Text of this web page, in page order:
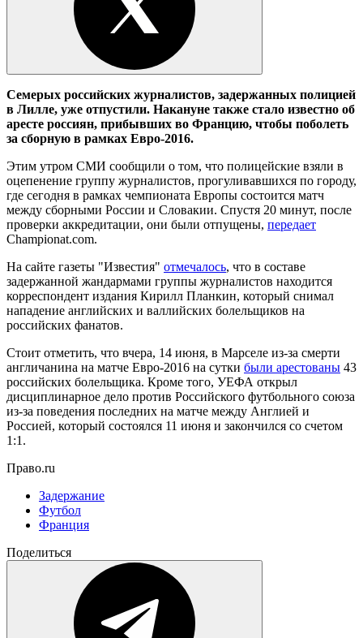
Семерых российских журналистов, задержанных полицией
в Лилле, уже отпустили. Накануне также стало известно об
аресте россиян, прибывших во Францию, чтобы поболеть
за сборную в рамках Евро-2016.
Этим утром СМИ сообщили о том, что полицейские взяли в
оцепенение группу журналистов, прогуливавшихся по городу,
где сегодня в рамках чемпионата Европы состоится матч
между сборными России и Словакии. Спустя 20 минут, после
проверки аккредитации, они были отпущены, передает
Сhampionat.com.
На сайте газеты "Известия" отмечалось, что в составе
задержанной жандармами группы журналистов находится
корреспондент издания Кирилл Планкин, который снимал
нападение английских и валлийских болельщиков на
российских фанатов.
Стоит отметить, что вчера, 14 июня, в Марселе из-за смерти
англичанина на матче Евро-2016 на сутки были арестованы 43
российских болельщика. Кроме того, УЕФА открыл
дисциплинарное дело против Российского футбольного союза
из-за поведения последних на матче между Англией и
Россией, который состоялся 11 июня и закончился со счетом
1:1.
Право.ru
Задержание
Футбол
Франция
Поделиться